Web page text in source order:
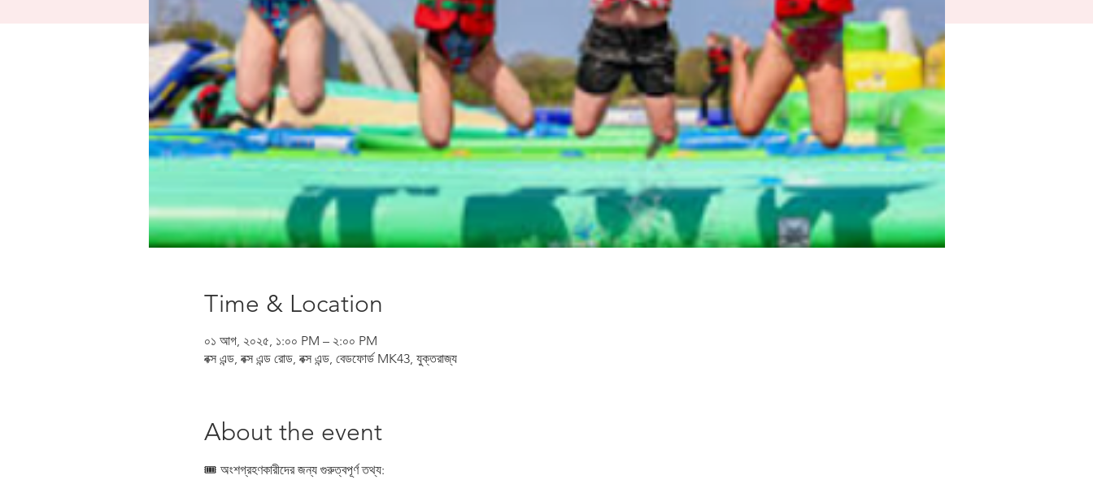
Time & Location
০১ আগ, ২০২৫, ১:০০ PM – ২:০০ PM
বক্স এন্ড, বক্স এন্ড রোড, বক্স এন্ড, বেডফোর্ড MK43, যুক্তরাজ্য
About the event
🎟 অংশগ্রহণকারীদের জন্য গুরুত্বপূর্ণ তথ্য: